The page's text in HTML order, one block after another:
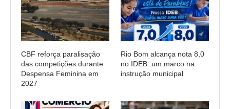
CBF reforça paralisação
das competições durante
Despensa Feminina em
2027
Rio Bom alcança nota 8,0
no IDEB: um marco na
instrução municipal